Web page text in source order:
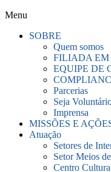
Menu
SOBRE
Quem somos
FILIADA EM
EQUIPE DE
Parcerias
Seja
Imprensa
MISSÕES E
Atuação
Setores de
Setor Meios
Centro